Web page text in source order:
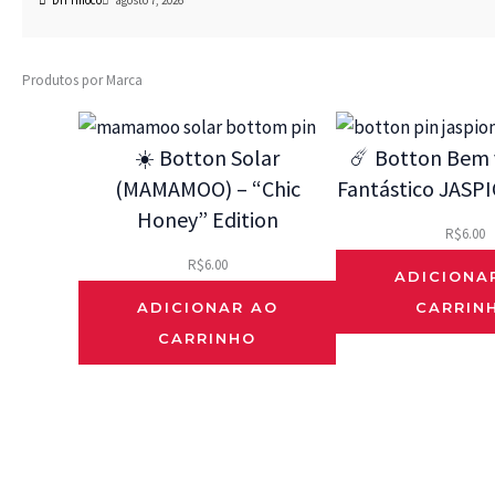
Produtos por Marca
☀️ Botton Solar
(MAMAMOO) – “Chic
Honey” Edition
R$6.00
ADICIONAR AO
CARRINHO
☄️ Botton Bem
Fantástico
R$6.00